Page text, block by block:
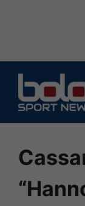
contenuto